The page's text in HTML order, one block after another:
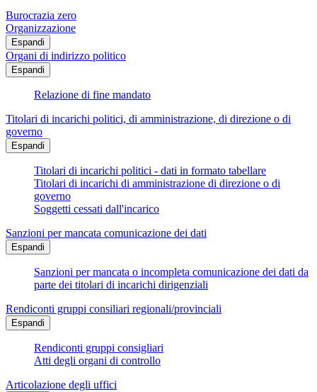
Burocrazia zero
Organizzazione
Espandi
Organi di indirizzo politico
Espandi
Relazione di fine mandato
Titolari di incarichi politici, di amministrazione, di direzione o di
governo
Espandi
Titolari di incarichi politici - dati in formato tabellare
Titolari di incarichi di amministrazione di direzione o di
governo
Soggetti cessati dall'incarico
Sanzioni per mancata comunicazione dei dati
Espandi
Sanzioni per mancata o incompleta comunicazione dei dati da
parte dei titolari di incarichi dirigenziali
Rendiconti gruppi consiliari regionali/provinciali
Espandi
Rendiconti gruppi consigliari
Atti degli organi di controllo
Articolazione degli uffici